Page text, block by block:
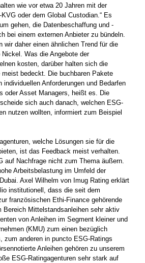
wie vor etwa 20 Jahren mit der
oder dem Global Custodian.“ Es
gehen, die Datenbeschaffung und -
bei einem externen Anbieter zu bündeln.
wir daher einen ähnlichen Trend für die
Nickel. Was die Angebote der
kosten, darüber halten sich die
bedeckt. Die buchbaren Pakete
individuellen Anforderungen und Bedarfen
oder Asset Managers, heißt es. Die
sich auch danach, welchen ESG-
­nutzen wollten, informiert zum Beispiel
welche Lösungen sie für die
ist das Feedback meist verhalten.
auf Nachfrage nicht zum Thema äußern.
Arbeitsbelastung im Umfeld der
Axel Wilhelm von Imug Rating erklärt
institutionell, dass die seit dem
französischen Ethi-Finance gehörende
Bereich Mittelstandsanleihen sehr aktiv
von Anleihen im Segment kleiner und
(KMU) zum einen bezüglich
zum anderen in puncto ESG-Ratings
Anleihen gehören zu unserem
ESG-Ratingagenturen sehr stark auf